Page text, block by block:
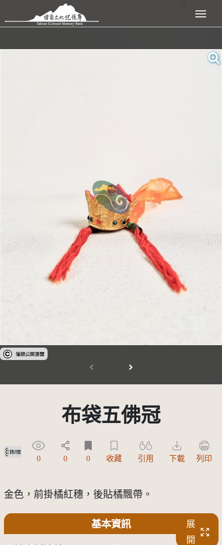
跳到主要內容區塊 展開選單
受著作權法保護-僅限於本平台有限度公開瀏覽
布袋五佛冠
受著作權法保護-僅限於本平台有限度公開瀏覽
0 0 0 收藏 引用 下載 列印
金色，前掛橘紅穗，後貼橘飄帶。
基本資訊
展
開